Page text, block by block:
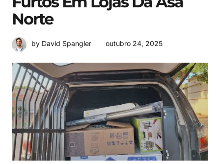
Norte
by David Spangler outubro 24, 2025